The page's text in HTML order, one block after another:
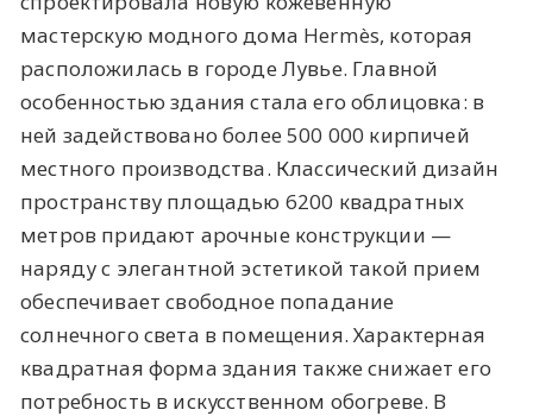
мастерскую модного дома Hermès, которая
расположилась в городе Лувье. Главной
особенностью здания стала его облицовка: в
ней задействовано более 500 000 кирпичей
местного производства. Классический дизайн
пространству площадью 6200 квадратных
метров придают арочные конструкции —
наряду с элегантной эстетикой такой прием
обеспечивает свободное попадание
солнечного света в помещения. Характерная
квадратная форма здания также снижает его
потребность в искусственном обогреве. В